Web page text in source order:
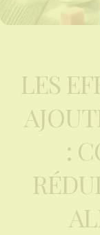
LES
: